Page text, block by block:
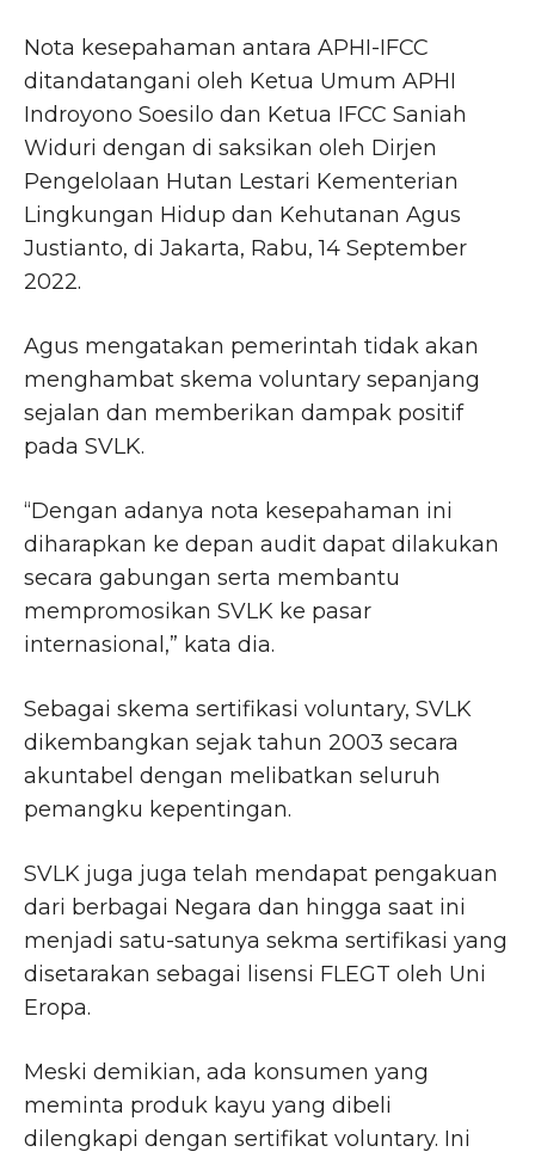
Nota kesepahaman antara APHI-IFCC
ditandatangani oleh Ketua Umum APHI
Indroyono Soesilo dan Ketua IFCC Saniah
Widuri dengan di saksikan oleh Dirjen
Pengelolaan Hutan Lestari Kementerian
Lingkungan Hidup dan Kehutanan Agus
Justianto, di Jakarta, Rabu, 14 September
2022.
Agus mengatakan pemerintah tidak akan
menghambat skema voluntary sepanjang
sejalan dan memberikan dampak positif
pada SVLK.
“Dengan adanya nota kesepahaman ini
diharapkan ke depan audit dapat dilakukan
secara gabungan serta membantu
mempromosikan SVLK ke pasar
internasional,” kata dia.
Sebagai skema sertifikasi voluntary, SVLK
dikembangkan sejak tahun 2003 secara
akuntabel dengan melibatkan seluruh
pemangku kepentingan.
SVLK juga juga telah mendapat pengakuan
dari berbagai Negara dan hingga saat ini
menjadi satu-satunya sekma sertifikasi yang
disetarakan sebagai lisensi FLEGT oleh Uni
Eropa.
Meski demikian, ada konsumen yang
meminta produk kayu yang dibeli
dilengkapi dengan sertifikat voluntary. Ini